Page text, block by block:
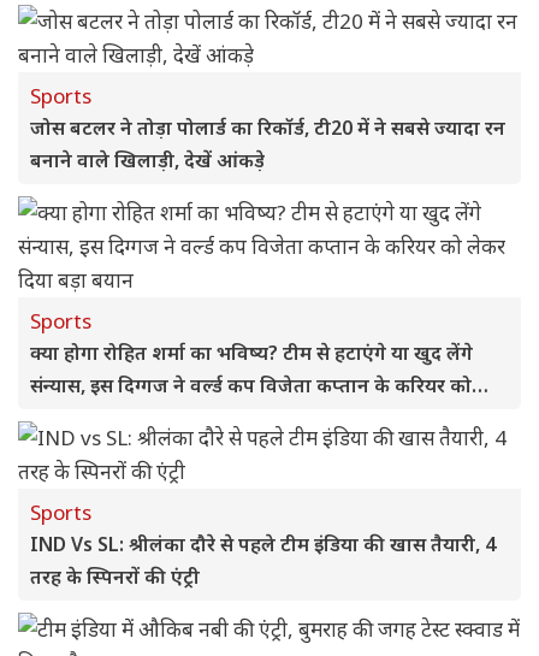
Sports
जोस बटलर ने तोड़ा पोलार्ड का रिकॉर्ड, टी20 में ने सबसे ज्यादा रन
बनाने वाले खिलाड़ी, देखें आंकड़े
Sports
क्या होगा रोहित शर्मा का भविष्य? टीम से हटाएंगे या खुद लेंगे
संन्यास, इस दिग्गज ने वर्ल्ड कप विजेता कप्तान के करियर को
लेकर दिया बड़ा बयान
Sports
IND Vs SL: श्रीलंका दौरे से पहले टीम इंडिया की खास तैयारी, 4
तरह के स्पिनरों की एंट्री